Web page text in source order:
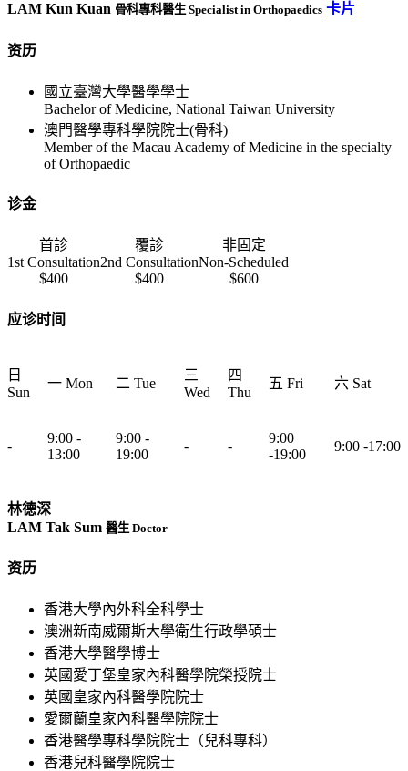
LAM Kun Kuan 骨科專科醫生 Specialist in Orthopaedics 卡片
资历
國立臺灣大學醫學學士
Bachelor of Medicine, National Taiwan University
澳門醫學專科學院院士(骨科)
Member of the Macau Academy of Medicine in the specialty
of Orthopaedic
诊金
首診
1st Consultation
覆診
2nd Consultation
非固定
Non-Scheduled
$400
$400 $600
应诊时间
日
Sun
一 Mon 二 Tue
三
Wed
四
Thu
五 Fri 六 Sat
-
9:00 -
13:00
9:00 -
19:00
- -
9:00
-19:00
9:00 -17:00
林德深
LAM Tak Sum 醫生 Doctor
资历
香港大學內外科全科學士
澳洲新南威爾斯大學衛生行政學碩士
香港大學醫學博士
英國愛丁堡皇家內科醫學院榮授院士
英國皇家內科醫學院院士
愛爾蘭皇家內科醫學院院士
香港醫學專科學院院士（兒科專科）
香港兒科醫學院院士